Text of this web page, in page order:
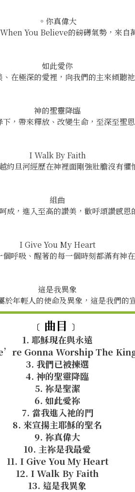
。你真偉大
You Believe的磅礡氣勢，來自
如此愛你
在極深的愛裡，向我們的主來傾聽
神的聖靈降臨
，帶來釋放、改變生命，至深至聖
I Walk By Faith
約旦河經歷在神裡面剛強壯膽沒有懼
組曲
成，進入至高的讚美，歡呼頌讚感恩
I Give You My Heart
呼吸、醒著的每一個時刻都滿有神
這是我異象
於年輕人的使命及異象，這是我們的
﹝曲目﹞
1. 耶穌現在與永遠
Gonna Worship The
3. 我們已被揀選
4. 神的聖靈降臨
5. 祢是聖潔
6. 如此愛祢
7. 當我進入祂的門
8. 來宣揚主耶穌的聖名
9. 祢真偉大
10. 主祢是我最愛
11. I Give You My Heart
12. I Walk By Faith
13. 這是我異象